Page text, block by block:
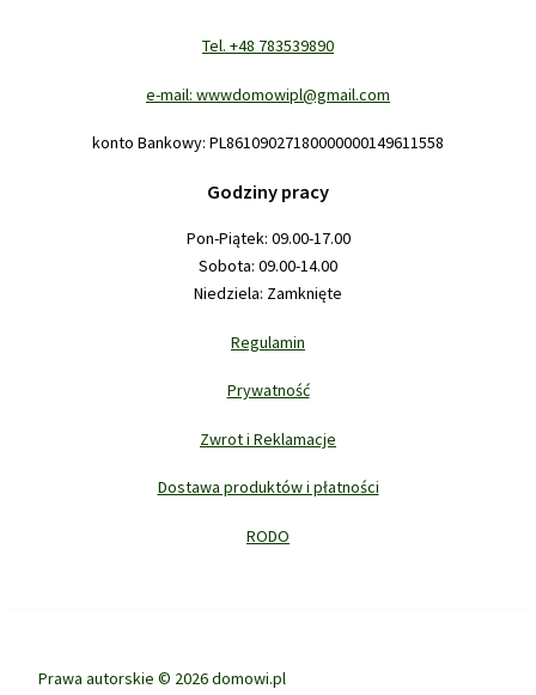
Tel. +48 783539890
e-mail: wwwdomowipl@gmail.com
konto Bankowy: PL86109027180000000149611558
Godziny pracy
Pon-Piątek: 09.00-17.00
Sobota: 09.00-14.00
Niedziela: Zamknięte
Regulamin
Prywatność
Zwrot i Reklamacje
Dostawa produktów i płatności
RODO
Prawa autorskie © 2026 domowi.pl